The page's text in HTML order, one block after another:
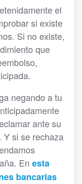
el
si existe
Si no existe,
que
negando a tu
ante su
Y si se rechaza
En esta
bancarias